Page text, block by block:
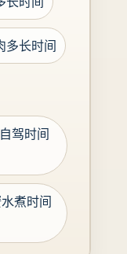
多长时间
驾时间
煮时间